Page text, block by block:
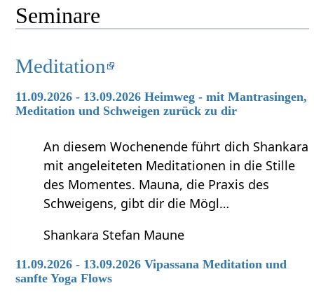
Seminare
Meditation
11.09.2026 - 13.09.2026 Heimweg - mit Mantrasingen,
Meditation und Schweigen zurück zu dir
An diesem Wochenende führt dich Shankara
mit angeleiteten Meditationen in die Stille
des Momentes. Mauna, die Praxis des
Schweigens, gibt dir die Mögl…
Shankara Stefan Maune
11.09.2026 - 13.09.2026 Vipassana Meditation und
sanfte Yoga Flows